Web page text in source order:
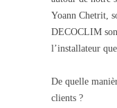
Yoann Chetrit,
DECOCLIM
l’installateur
De quelle
clients ?